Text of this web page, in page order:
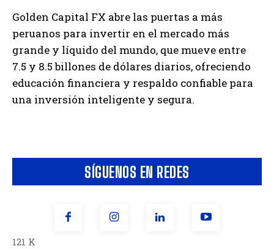
SÍGUENOS EN REDES
121 K
Golden Capital FX abre las puertas a más
peruanos para invertir en el mercado más
grande y líquido del mundo, que mueve entre
7.5 y 8.5 billones de dólares diarios, ofreciendo
educación financiera y respaldo confiable para
una inversión inteligente y segura.